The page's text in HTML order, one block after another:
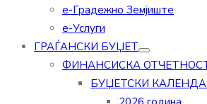
е-Градежно Земјиште
е-Услуги
ГРАЃАНСКИ БУЏЕТ
ФИНАНСИСКА
БУЏЕТСКИ